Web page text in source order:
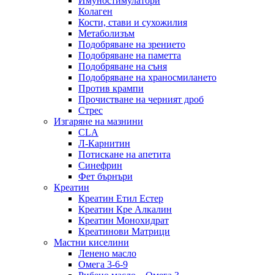
Колаген
Кости, стави и сухожилия
Метаболизъм
Подобряване на зрението
Подобряване на паметта
Подобряване на съня
Подобряване на храносмилането
Против крампи
Прочистване на черният дроб
Стрес
Изгаряне на мазнини
CLA
Л-Карнитин
Потискане на апетита
Синефрин
Фет бърнъри
Креатин
Креатин Етил Естер
Креатин Кре Алкалин
Креатин Монохидрат
Креатинови Матрици
Мастни киселини
Ленено масло
Омега 3-6-9